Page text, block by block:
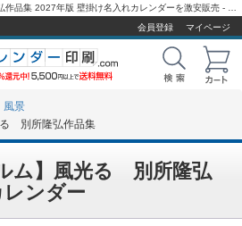
会員登録
マイページ
風景
別所隆弘作品集
ム】風光る 別所隆弘
ンダー